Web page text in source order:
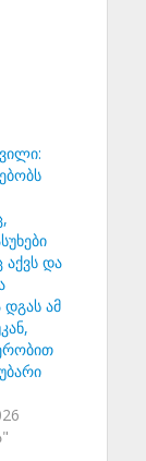
აქვს და
დგას ამ